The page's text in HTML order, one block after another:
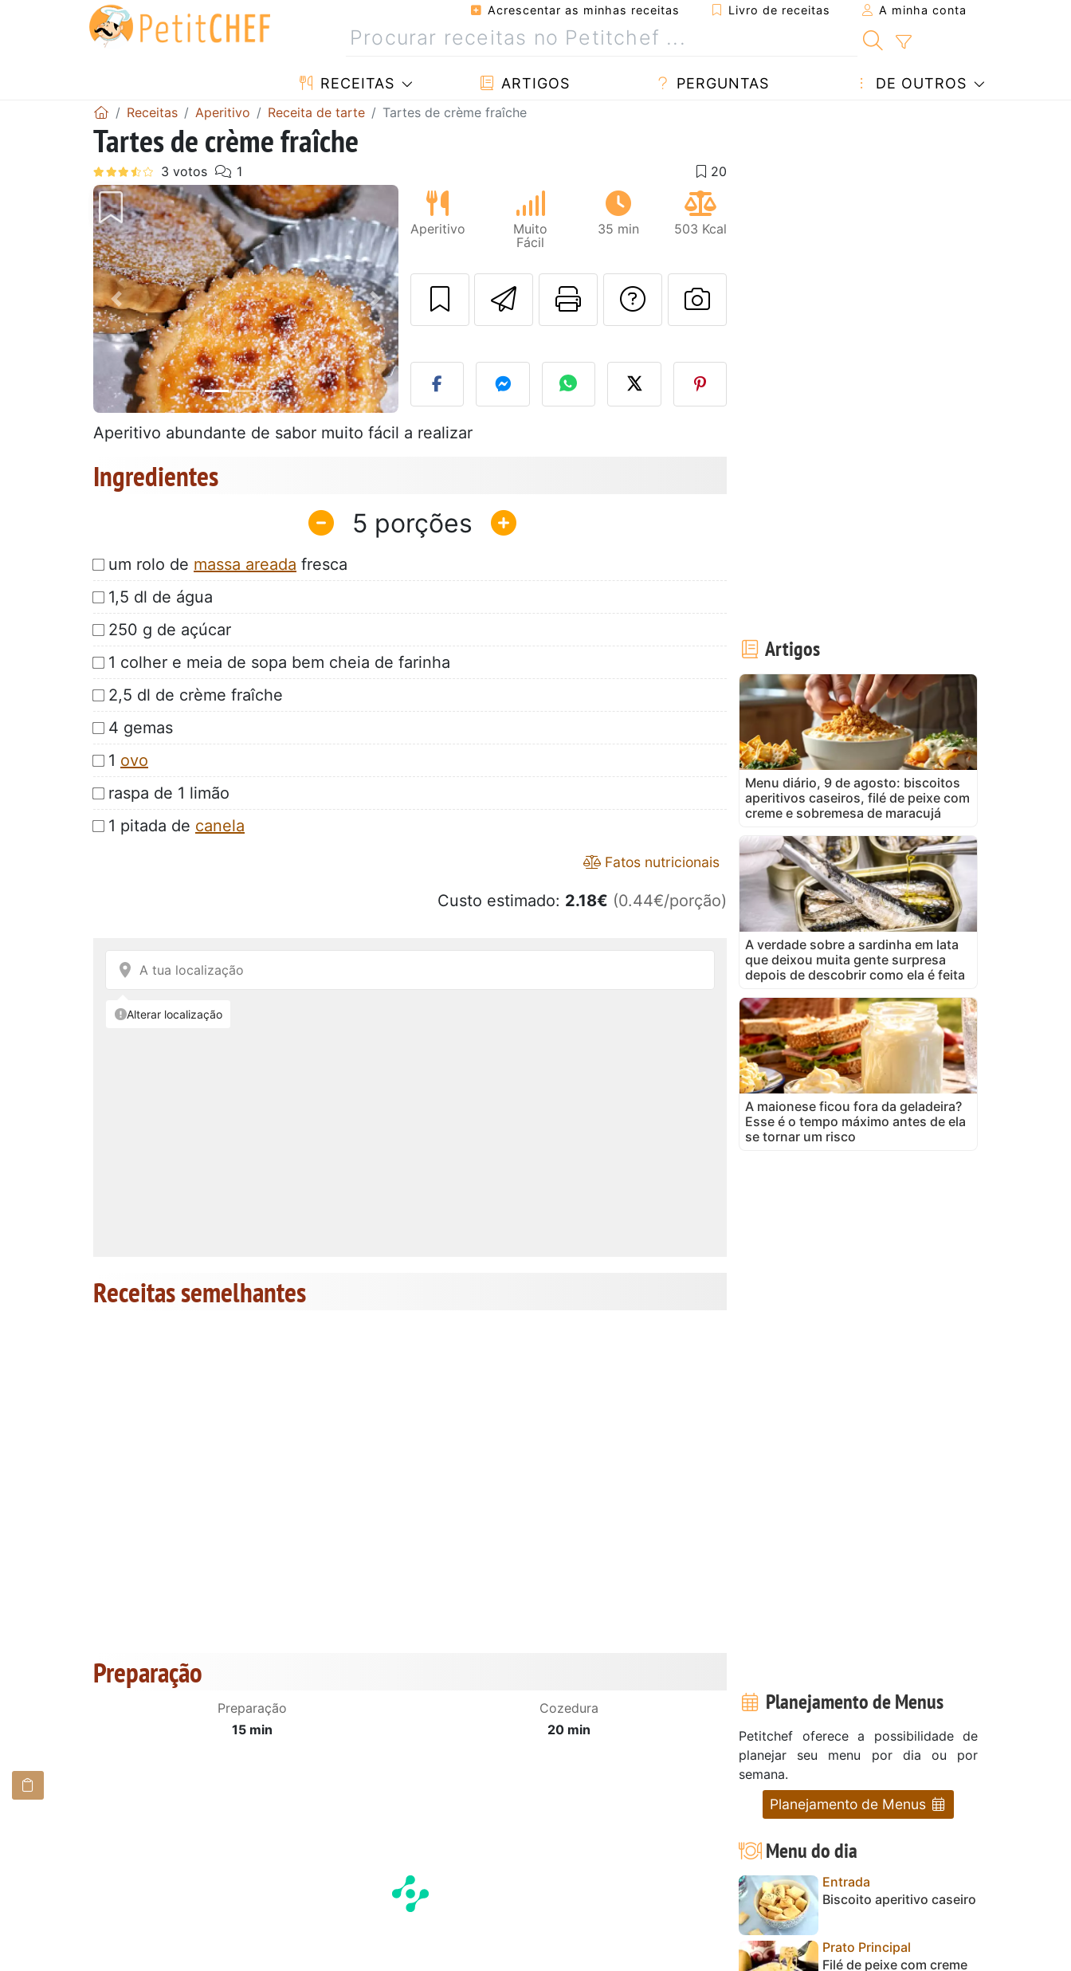
Acrescentar as minhas receitas Livro de receitas A minha conta
RECEITAS ARTIGOS PERGUNTAS DE OUTROS
Receitas Aperitivo Receita de tarte Tartes de crème fraîche
Tartes de crème fraîche
Anterior Next
Aperitivo
Muito
Fácil
35 min 503 Kcal
Enviar esta receita a um amigo
Imprima esta página
Falar com o autor da receita
Fez esta receita? Compartilhe
Aperitivo abundante de sabor muito fácil a realizar
Ingredientes
5
um rolo de massa areada fresca
1,5 dl de água
250 g de açúcar
1 colher e meia de sopa bem cheia de farinha
2,5 dl de crème fraîche
4 gemas
1 ovo
raspa de 1 limão
1 pitada de canela
Fatos nutricionais
Custo estimado: 2.18€ (0.44€/porção)
Receitas semelhantes
Preparação
Preparação
15 min
Cozedura
20 min
Artigos
Menu diário, 9 de agosto: biscoitos
aperitivos caseiros, filé de peixe com
creme e sobremesa de maracujá
A verdade sobre a sardinha em lata
que deixou muita gente surpresa
depois de descobrir como ela é feita
A maionese ficou fora da geladeira?
Esse é o tempo máximo antes de ela
se tornar um risco
Planejamento de Menus
Petitchef oferece a possibilidade de
planejar seu menu por dia ou por
semana.
Planejamento de Menus
Menu do dia
Entrada
Biscoito aperitivo caseiro
Prato Principal
Filé de peixe com creme